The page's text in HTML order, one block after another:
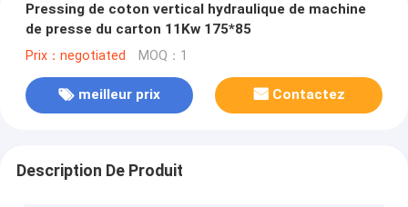
Pressing de coton vertical hydraulique de machine
de presse du carton 11Kw 175*85
Prix：negotiated MOQ：1
meilleur prix Contactez
Description De Produit